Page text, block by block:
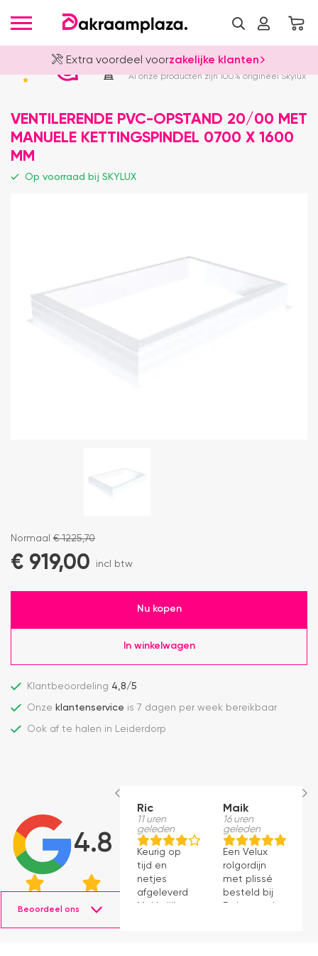
Extra voordeel voorzakelijke klanten
Officieel Skylux Dealer
Al onze producten zijn 100% origineel Skylux
VENTILERENDE PVC-OPSTAND 20/00 MET
MANUELE KETTINGSPINDEL 0700 X 1600
MM
Op voorraad bij SKYLUX
Normaal €1225,70
€ 919,00 incl btw
Nu kopen
In winkelwagen
Klantbeoordeling 4,8/5
Onze klantenservice is 7 dagen per week bereikbaar
Ook af te halen in Leiderdorp
4.8
Beoordeel ons
Ric
11 uren
geleden
Keurig op
tijd en
netjes
afgeleverd.
Makkelijk
Maik
16 uren
geleden
Een Velux
rolgordijn
met plissé
besteld bij
Dakraamplaza.